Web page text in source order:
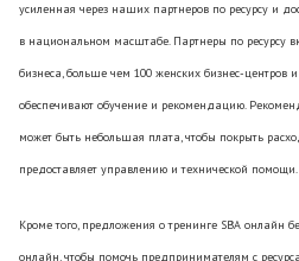
усиленная через наших партнеров по ресурсу и
в национальном масштабе. Партнеры по ресурсу
бизнеса, больше чем 100 женских бизнес-центров
обеспечивают обучение и рекомендацию.
может быть небольшая плата, чтобы покрыть
предоставляет управлению и технической помощи.
Кроме того, предложения о тренинге SBA онлайн
онлайн, чтобы помочь предпринимателям с